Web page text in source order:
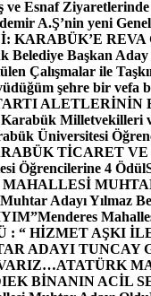
ve Esnaf
A.Ş’nin yeni
REVA
Başkan
ile
şehre bir vefa
ALETLERİNİN
Milletvekilleri
Üniversitesi
TİCARET VE
Öğrencilerine 4 Ödül
Adayı Yılmaz
Menderes
: “ HİZMET AŞKI
ADAYI TUNCAY
ATATÜRK
EK BİNANIN ACİL